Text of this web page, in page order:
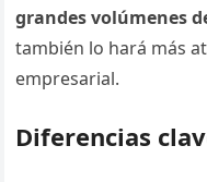
grandes volúmenes
también lo hará más
empresarial.
Diferencias